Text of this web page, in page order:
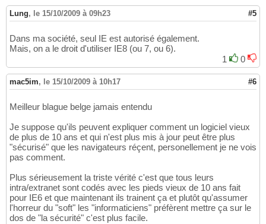
Lung, le 15/10/2009 à 09h23 #5
Dans ma société, seul IE est autorisé également.
Mais, on a le droit d'utiliser IE8 (ou 7, ou 6).
1
0
mac5im, le 15/10/2009 à 10h17 #6
Meilleur blague belge jamais entendu
Je suppose qu'ils peuvent expliquer comment un logiciel vieux
de plus de 10 ans et qui n'est plus mis à jour peut être plus
"sécurisé" que les navigateurs réçent, personellement je ne vois
pas comment.
Plus sérieusement la triste vérité c'est que tous leurs
intra/extranet sont codés avec les pieds vieux de 10 ans fait
pour IE6 et que maintenant ils trainent ça et plutôt qu'assumer
l'horreur du "soft" les "informaticiens" préfèrent mettre ça sur le
dos de "la sécurité" c'est plus facile.